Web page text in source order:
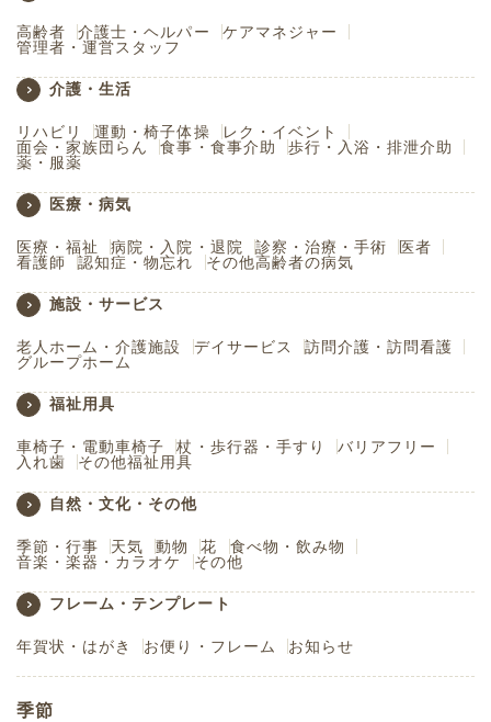
高齢者 介護士・ヘルパー
ケアマネジャー
管理者・運営スタッフ
介護・生活
リハビリ 運動・椅子体操
レク・イベント
面会・家族団らん
食事・食事介助
歩行・入浴・排泄介助
薬・服薬
医療・病気
医療・福祉 病院・入院・退院 診察・治療・手術
医者
看護師
認知症・物忘れ その他高齢者の病気
施設・サービス
老人ホーム・介護施設 デイサービス
訪問介護・訪問看護
グループホーム
福祉用具
車椅子・電動車椅子 杖・歩行器・手すり
バリアフリー
入れ歯
その他福祉用具
自然・文化・その他
季節・行事 天気 動物 花
食べ物・飲み物
音楽・楽器・カラオケ
その他
フレーム・テンプレート
年賀状・はがき お便り・フレーム お知らせ
季節